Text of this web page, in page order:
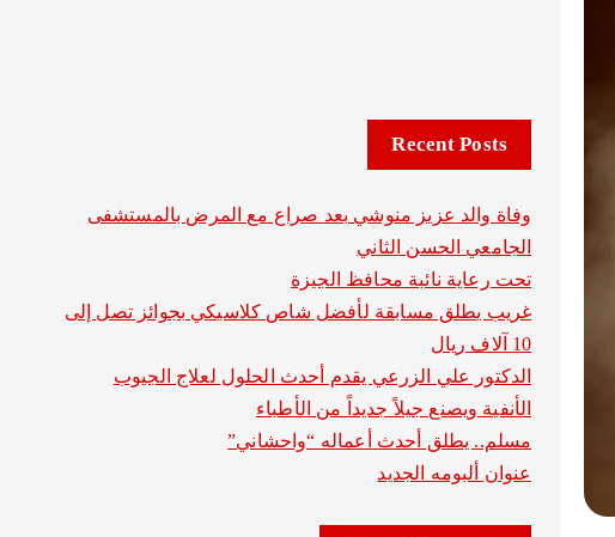
Recent Posts
وفاة والد عزيز منوشي بعد صراع مع المرض بالمستشفى
الجامعي الحسن الثاني
تحت رعاية نائبة محافظ الجيزة
غريب يطلق مسابقة لأفضل شاص كلاسيكي بجوائز تصل إلى
10 آلاف ريال
الدكتور علي الزرعي يقدم أحدث الحلول لعلاج الجيوب
الأنفية ويصنع جيلاً جديداً من الأطباء
مسلم.. يطلق أحدث أعماله “واحشاني”
عنوان ألبومه الجديد